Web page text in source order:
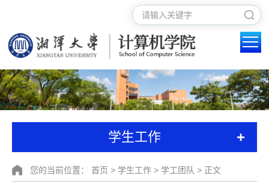
学生工作 +
您的当前位置： 首页 > 学生工作 > 学工团队 > 正文